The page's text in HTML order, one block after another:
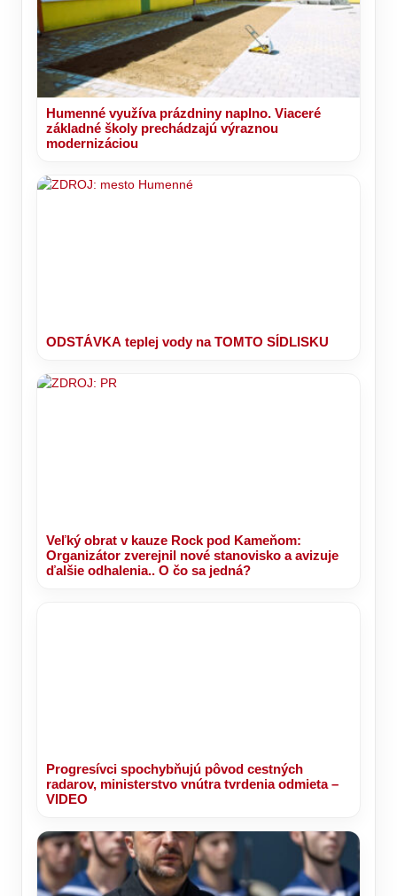
Humenné využíva prázdniny naplno. Viaceré
základné školy prechádzajú výraznou
modernizáciou
ODSTÁVKA teplej vody na TOMTO SÍDLISKU
Veľký obrat v kauze Rock pod Kameňom:
Organizátor zverejnil nové stanovisko a avizuje
ďalšie odhalenia.. O čo sa jedná?
Progresívci spochybňujú pôvod cestných
radarov, ministerstvo vnútra tvrdenia odmieta –
VIDEO